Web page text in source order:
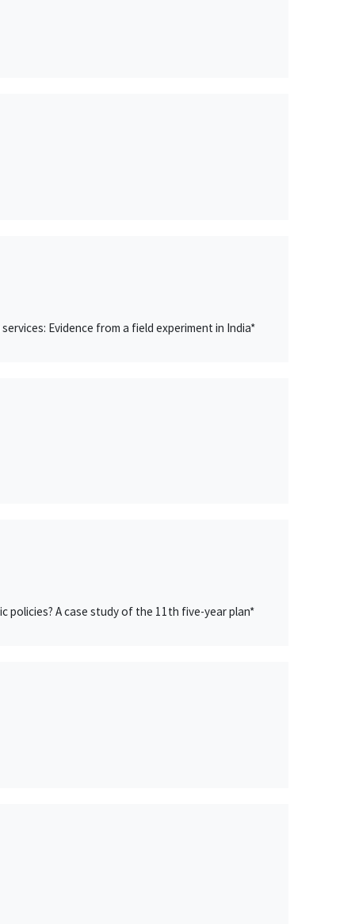
Evidence from a field experiment in India*
policies? A case study of the 11th five-year plan*